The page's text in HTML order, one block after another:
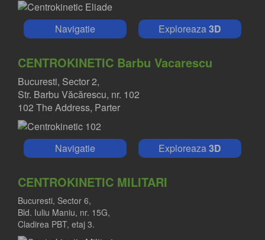
Navigatie Exploreaza3D
CENTROKINETIC Barbu Vacarescu
Bucuresti, Sector 2,
Str. Barbu Văcărescu, nr. 102
102 The Address, Parter
Navigatie Exploreaza3D
CENTROKINETIC MILITARI
Bucuresti, Sector 6,
Bld. Iuliu Maniu, nr. 15G,
Cladirea PBT, etaj 3.